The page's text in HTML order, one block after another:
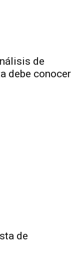
de
debe conocer
de